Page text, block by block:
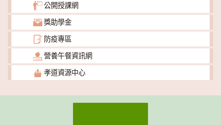
公開授課網
獎助學金
防疫專區
營養午餐資訊網
孝道資源中心